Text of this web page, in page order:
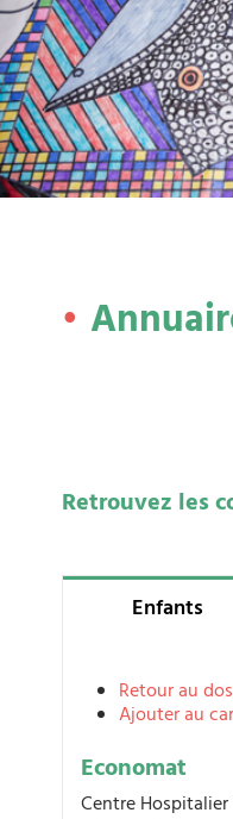
Retrouvez les
Enfants
Retour au
Ajouter au
Economat
Centre